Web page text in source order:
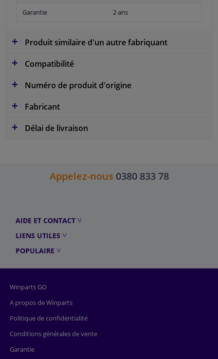
Garantie 2 ans
Produit similaire d'un autre fabriquant
Compatibilité
Numéro de produit d'origine
Fabricant
Délai de livraison
Appelez-nous 0380 833 78
AIDE ET CONTACT
LIENS UTILES
POPULAIRE
Winparts GO
A propos de Winparts
Politique de confidentialité
Conditions générales de vente
Garantie